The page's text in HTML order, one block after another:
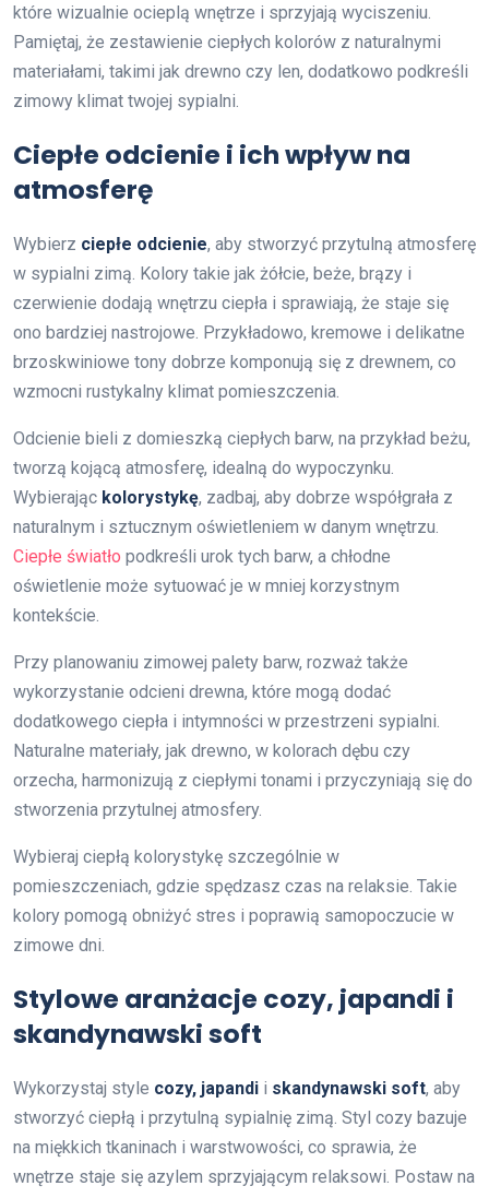
które wizualnie ocieplą wnętrze i sprzyjają wyciszeniu.
Pamiętaj, że zestawienie ciepłych kolorów z naturalnymi
materiałami, takimi jak drewno czy len, dodatkowo podkreśli
zimowy klimat twojej sypialni.
Ciepłe odcienie i ich wpływ na
atmosferę
Wybierz ciepłe odcienie, aby stworzyć przytulną atmosferę
w sypialni zimą. Kolory takie jak żółcie, beże, brązy i
czerwienie dodają wnętrzu ciepła i sprawiają, że staje się
ono bardziej nastrojowe. Przykładowo, kremowe i delikatne
brzoskwiniowe tony dobrze komponują się z drewnem, co
wzmocni rustykalny klimat pomieszczenia.
Odcienie bieli z domieszką ciepłych barw, na przykład beżu,
tworzą kojącą atmosferę, idealną do wypoczynku.
Wybierając kolorystykę, zadbaj, aby dobrze współgrała z
naturalnym i sztucznym oświetleniem w danym wnętrzu.
Ciepłe światło podkreśli urok tych barw, a chłodne
oświetlenie może sytuować je w mniej korzystnym
kontekście.
Przy planowaniu zimowej palety barw, rozważ także
wykorzystanie odcieni drewna, które mogą dodać
dodatkowego ciepła i intymności w przestrzeni sypialni.
Naturalne materiały, jak drewno, w kolorach dębu czy
orzecha, harmonizują z ciepłymi tonami i przyczyniają się do
stworzenia przytulnej atmosfery.
Wybieraj ciepłą kolorystykę szczególnie w
pomieszczeniach, gdzie spędzasz czas na relaksie. Takie
kolory pomogą obniżyć stres i poprawią samopoczucie w
zimowe dni.
Stylowe aranżacje cozy, japandi i
skandynawski soft
Wykorzystaj style cozy, japandi i skandynawski soft, aby
stworzyć ciepłą i przytulną sypialnię zimą. Styl cozy bazuje
na miękkich tkaninach i warstwowości, co sprawia, że
wnętrze staje się azylem sprzyjającym relaksowi. Postaw na